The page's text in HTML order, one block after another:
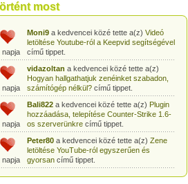
most
napja
Babakonyha - Alma-banán püré készítése
egyszerűencímű tippet.
napja
Moni9a kedvencei közé tette a(z) Videó
letöltése Youtube-ról a Keepvid segítségével
című tippet.
napja
vidazoltan a kedvencei közé tette a(z)
Hogyan hallgathatjuk zenéinket szabadon,
számítógép nélkül?című tippet.
napja
Bali822a kedvencei közé tette a(z) Plugin
hozzáadása, telepítése Counter-Strike 1.6-
os szerverünkrecímű tippet.
napja
Peter80a kedvencei közé tette a(z) Zene
letöltése YouTube-ról egyszerűen és
gyorsancímű tippet.
Heni77a kedvencei közé tette a(z)Counter